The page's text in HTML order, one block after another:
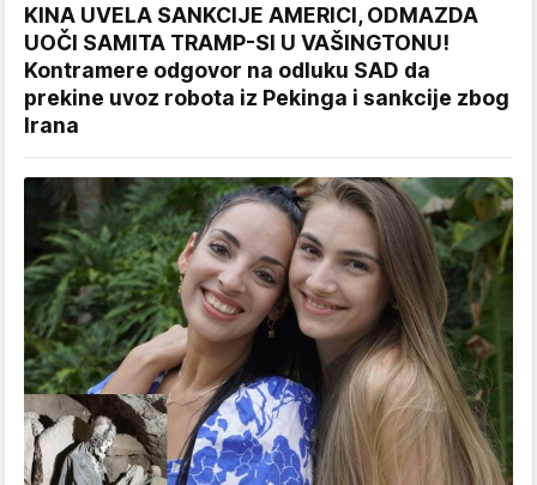
KINA UVELA SANKCIJE AMERICI, ODMAZDA
UOČI SAMITA TRAMP-SI U VAŠINGTONU!
Kontramere odgovor na odluku SAD da
prekine uvoz robota iz Pekinga i sankcije zbog
Irana